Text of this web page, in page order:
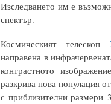
Изследването им е
спектър.
Космическият телескоп
направена в
контрастното
разкрива нова популация
с приблизителни